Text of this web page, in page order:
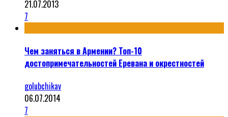
21.07.2013
7
Чем заняться в Армении? Топ-10
достопримечательностей Еревана и окрестностей
golubchikav
06.07.2014
7